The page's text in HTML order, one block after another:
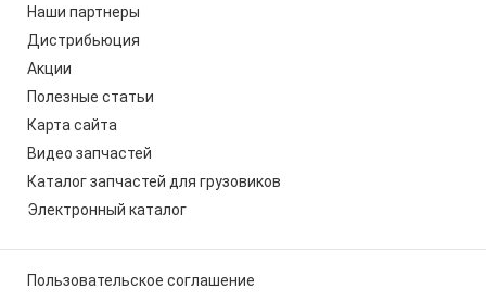
Наши партнеры
Дистрибьюция
Акции
Полезные статьи
Карта сайта
Видео запчастей
Каталог запчастей для грузовиков
Электронный каталог
Пользовательское соглашение